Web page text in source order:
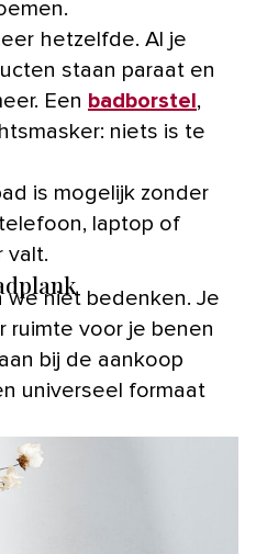
hetzelfde. Al je
staan paraat en
Een badborstel,
niets is te
is mogelijk zonder
laptop of
valt.
we niet bedenken. Je
ruimte voor je benen
bij de aankoop
universeel formaat